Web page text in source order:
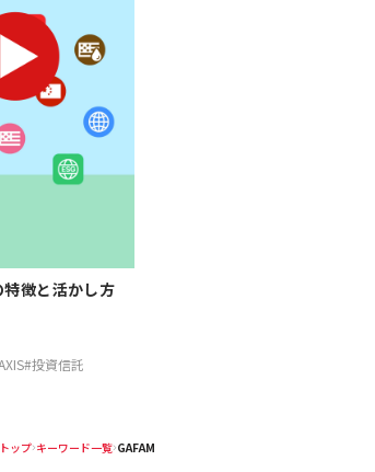
徴と活かし方
#投資信託
ップ キーワード一覧 GAFAM